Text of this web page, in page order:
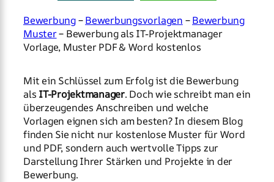
Bewerbung–Bewerbungsvorlagen –Bewerbung
Muster– Bewerbung als IT-Projektmanager
Vorlage, Muster PDF & Word kostenlos
Mit ein Schlüssel zum Erfolg ist die Bewerbung
als IT-Projektmanager. Doch wie schreibt man ein
überzeugendes Anschreiben und welche
Vorlagen eignen sich am besten? In diesem Blog
finden Sie nicht nur kostenlose Muster für Word
und PDF, sondern auch wertvolle Tipps zur
Darstellung Ihrer Stärken und Projekte in der
Bewerbung.